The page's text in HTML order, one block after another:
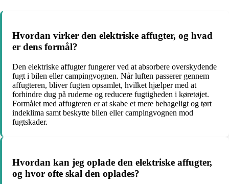
Hvordan virker den elektriske affugter, og hvad
er dens formål?
Den elektriske affugter fungerer ved at absorbere overskydende
fugt i bilen eller campingvognen. Når luften passerer gennem
affugteren, bliver fugten opsamlet, hvilket hjælper med at
forhindre dug på ruderne og reducere fugtigheden i køretøjet.
Formålet med affugteren er at skabe et mere behageligt og tørt
indeklima samt beskytte bilen eller campingvognen mod
fugtskader.
Hvordan kan jeg oplade den elektriske affugter,
og hvor ofte skal den oplades?